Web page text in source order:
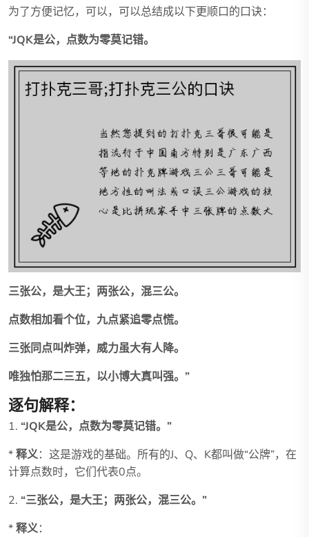
为了方便记忆，可以，可以总结成以下更顺口的口诀：
“JQK是公，点数为零莫记错。
三张公，是大王；两张公，混三公。
点数相加看个位，九点紧追零点慌。
三张同点叫炸弹，威力虽大有人降。
唯独怕那二三五，以小博大真叫强。”
逐句解释：
1. “JQK是公，点数为零莫记错。”
*释义：这是游戏的基础。所有的J、Q、K都叫做“公牌”，在
计算点数时，它们代表0点。
2. “三张公，是大王；两张公，混三公。”
*释义：